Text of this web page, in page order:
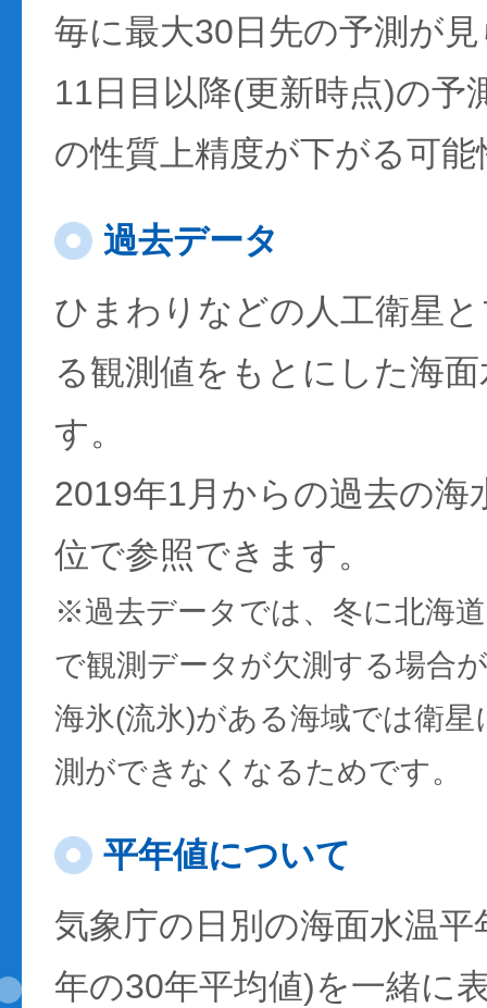
毎に最大30日先の予測が
11日目以降(更新時点)の予
の性質上精度が下がる可
過去データ
ひまわりなどの人工衛星
る観測値をもとにした海
す。
2019年1月からの過去の海
位で参照できます。
※過去データでは、冬に北海
で観測データが欠測する場合
海氷(流氷)がある海域では衛
測ができなくなるためです。
平年値について
気象庁の日別の海面水温
年の30年平均値)を一緒に